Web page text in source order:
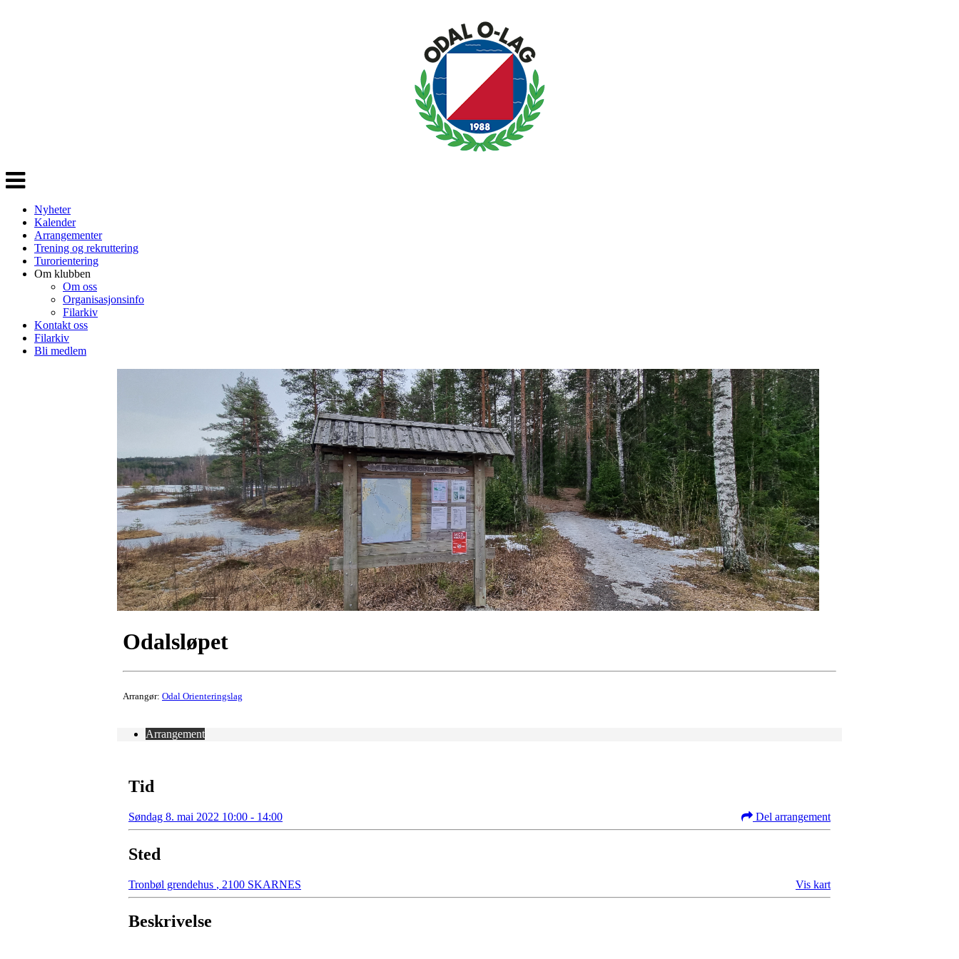
Veksle
navigasjon
Nyheter
Kalender
Arrangementer
Trening og rekruttering
Turorientering
Om klubben
Om oss
Organisasjonsinfo
Filarkiv
Kontakt oss
Filarkiv
Bli medlem
Odalsløpet
Arrangør: Odal Orienteringslag
Arrangement
Tid
Søndag 8. mai 2022 10:00 - 14:00 Del arrangement
Sted
Tronbøl grendehus , 2100 SKARNES Vis kart
Beskrivelse